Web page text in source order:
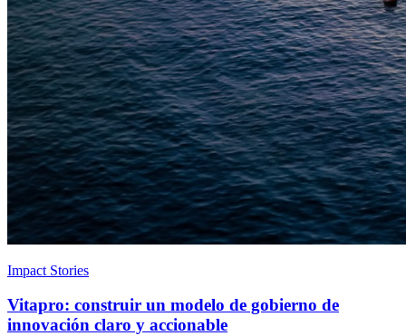
Impact Stories
Vitapro: construir un modelo de gobierno de
innovación claro y accionable